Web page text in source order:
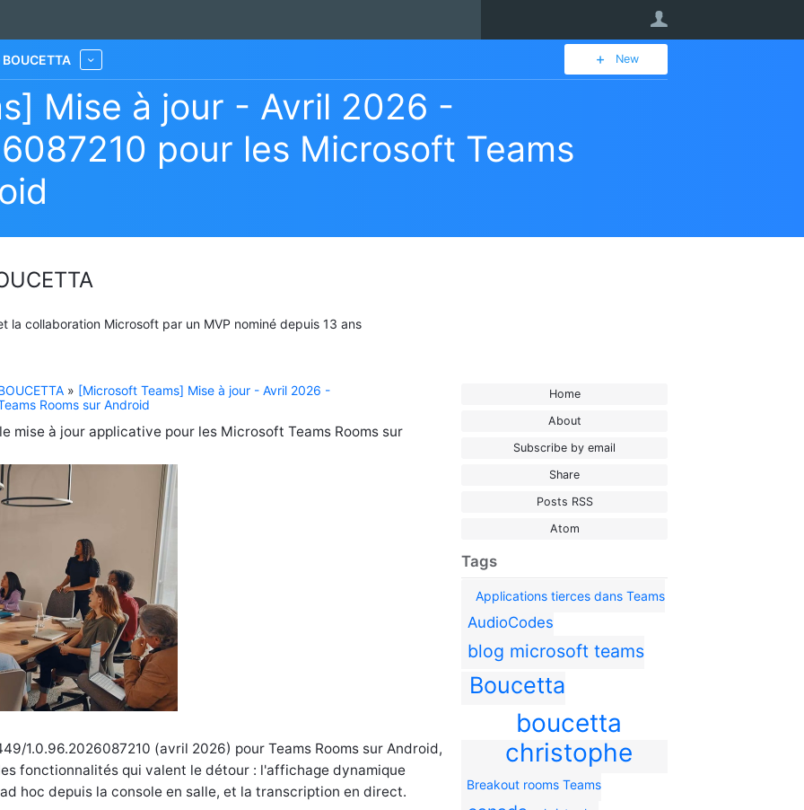
New
Mise à jour - Avril 2026 -
pour les Microsoft Teams
la collaboration Microsoft par un MVP nominé depuis 13 ans
Home
About
Subscribe by email
Share
Posts RSS
Atom
Tags
Applications tierces dans Teams
AudioCodes
blog microsoft teams
Boucetta
boucetta
christophe
Breakout rooms Teams
» [Microsoft Teams] Mise à jour - Avril 2026 -
Rooms sur Android
mise à jour applicative pour les Microsoft Teams Rooms sur
1.0.96.2026087210 (avril 2026) pour Teams Rooms sur Android,
fonctionnalités qui valent le détour : l'affichage dynamique
hoc depuis la console en salle, et la transcription en direct.